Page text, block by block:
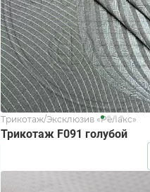
Трикотаж/Эксклюзив «Релакс»
Трикотаж F091 голубой